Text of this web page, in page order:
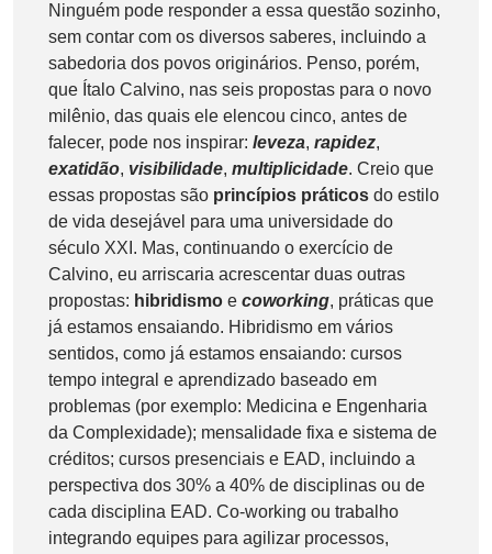
Ninguém pode responder a essa questão sozinho,
sem contar com os diversos saberes, incluindo a
sabedoria dos povos originários. Penso, porém,
que Ítalo Calvino, nas seis propostas para o novo
milênio, das quais ele elencou cinco, antes de
falecer, pode nos inspirar: leveza, rapidez,
exatidão, visibilidade, multiplicidade. Creio que
essas propostas são princípios práticos do estilo
de vida desejável para uma universidade do
século XXI. Mas, continuando o exercício de
Calvino, eu arriscaria acrescentar duas outras
propostas: hibridismo e coworking, práticas que
já estamos ensaiando. Hibridismo em vários
sentidos, como já estamos ensaiando: cursos
tempo integral e aprendizado baseado em
problemas (por exemplo: Medicina e Engenharia
da Complexidade); mensalidade fixa e sistema de
créditos; cursos presenciais e EAD, incluindo a
perspectiva dos 30% a 40% de disciplinas ou de
cada disciplina EAD. Co-working ou trabalho
integrando equipes para agilizar processos,